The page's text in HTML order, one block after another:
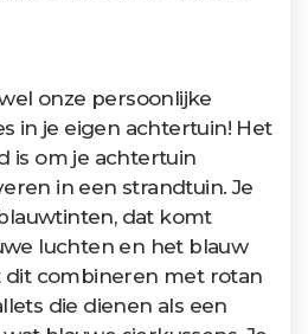
onze persoonlijke
in je eigen achtertuin! Het
is om je achtertuin
in een strandtuin. Je
dat komt
luchten en het blauw
dit combineren met rotan
die dienen als een